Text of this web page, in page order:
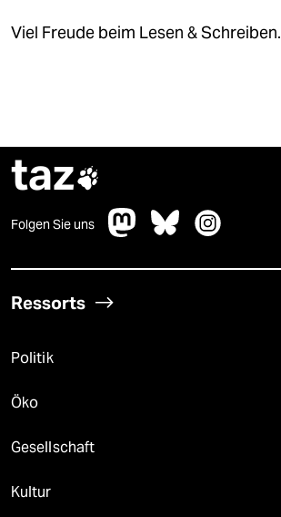
Viel Freude beim Lesen & Schreiben.
taz
Folgen Sie uns
Ressorts
Politik
Öko
Gesellschaft
Kultur